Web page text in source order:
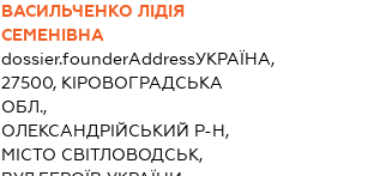
ВАСИЛЬЧЕНКО ЛІДІЯ
СЕМЕНІВНА
dossier.founderAddressУКРАЇНА,
27500, КІРОВОГРАДСЬКА
ОБЛ.,
ОЛЕКСАНДРІЙСЬКИЙ Р-Н,
МІСТО СВІТЛОВОДСЬК,